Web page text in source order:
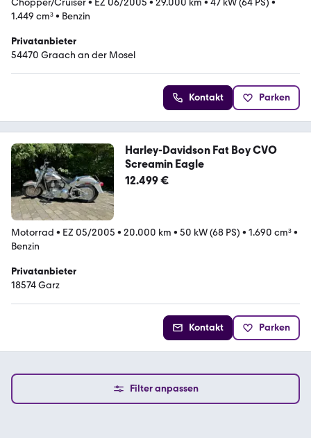
Chopper/Cruiser• EZ 06/2005 • 29.000 km • 47 kW (64 PS) •
1.449 cm³• Benzin
Privatanbieter
54470 Graach an der Mosel
Kontakt Parken
Harley-Davidson Fat Boy CVO
Screamin Eagle
12.499 €
Motorrad • EZ 05/2005 • 20.000 km • 50 kW (68 PS) • 1.690 cm³•
Benzin
Privatanbieter
18574 Garz
Kontakt Parken
Filter anpassen